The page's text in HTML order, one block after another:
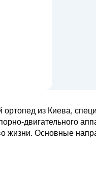
из Киева,
двигательного
Сергеевича